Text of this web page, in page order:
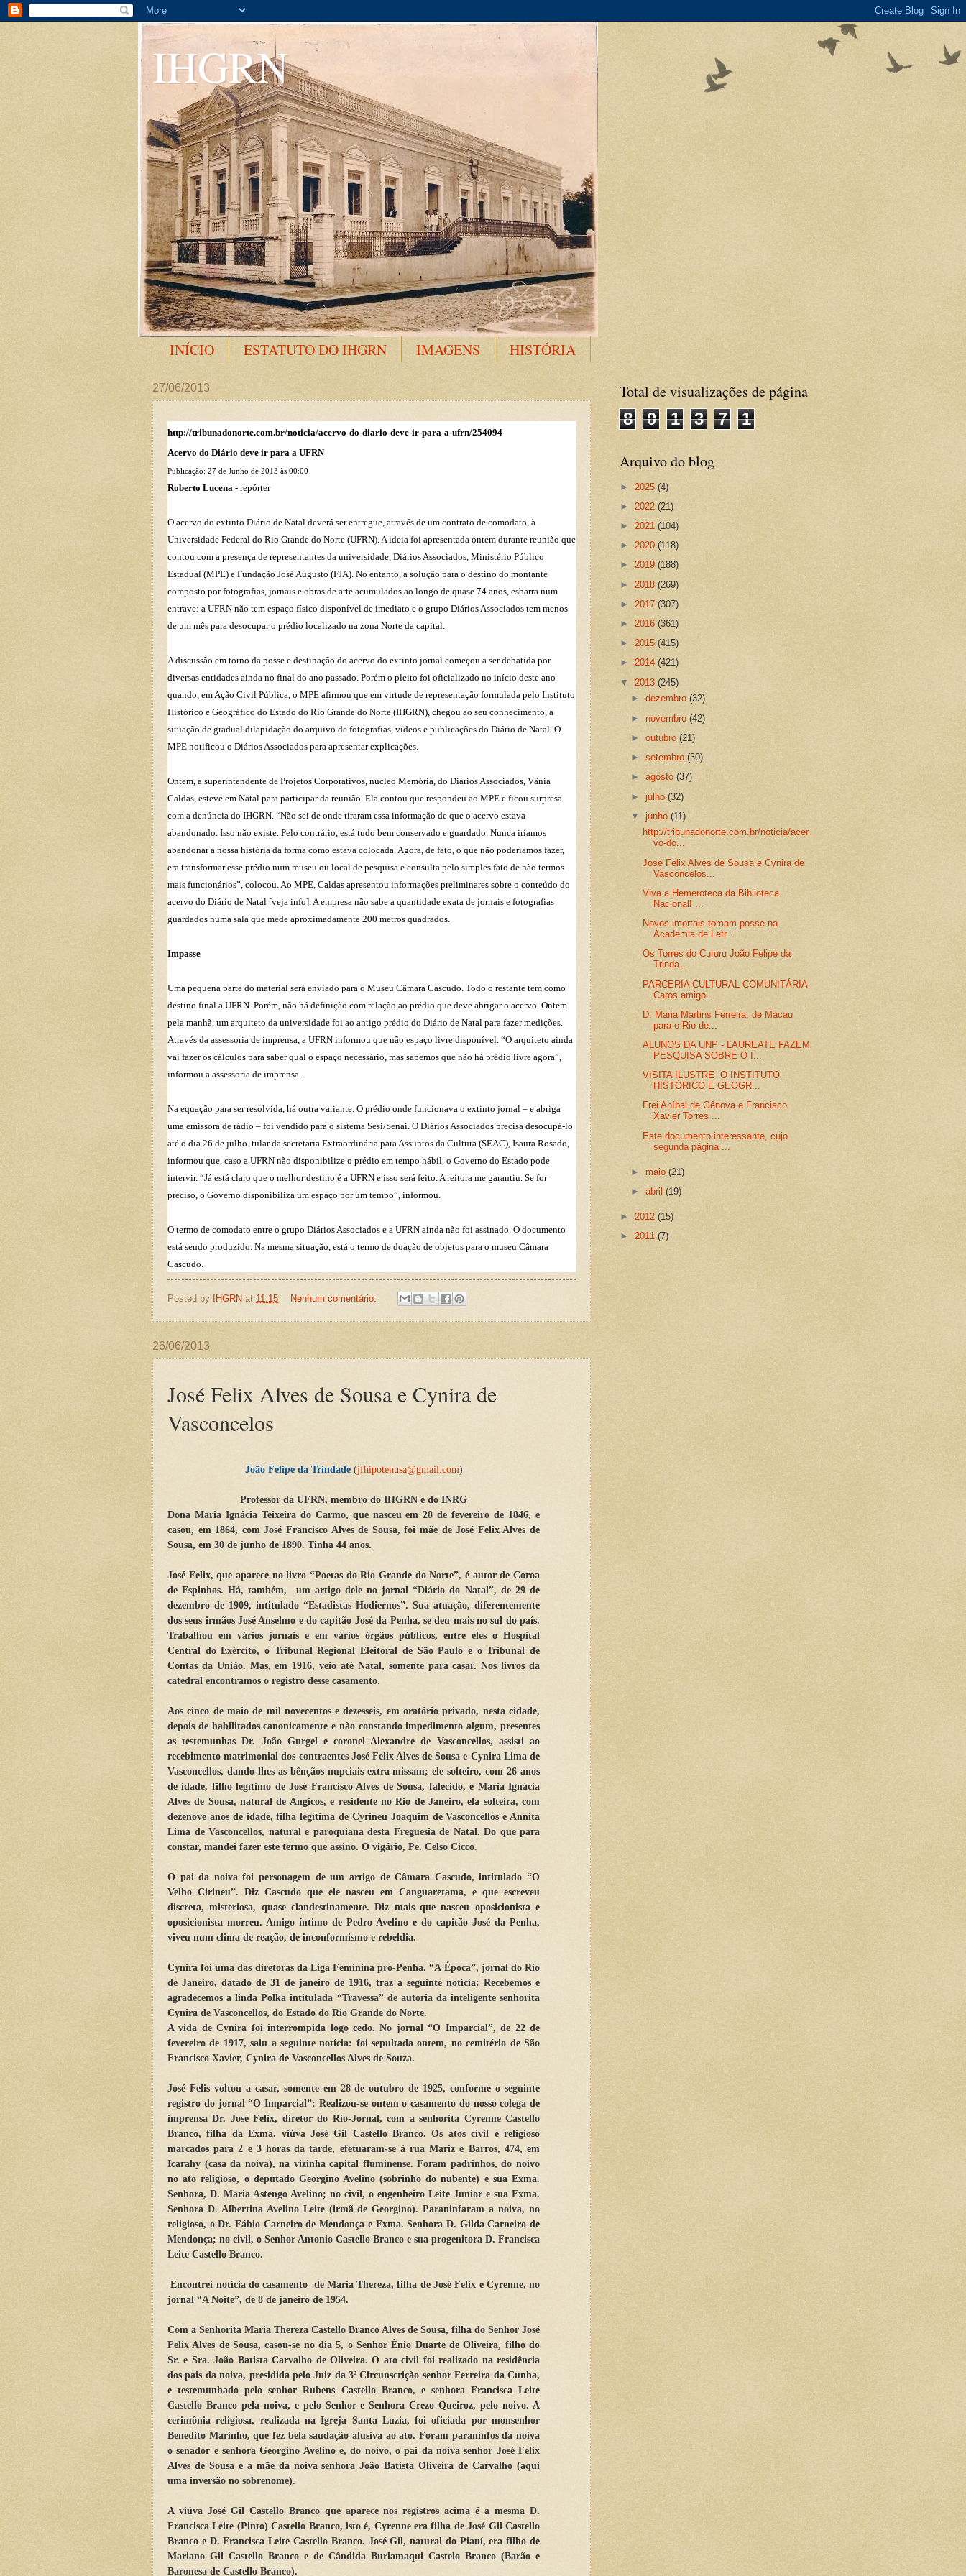
IHGRN
INÍCIO ESTATUTO DO IHGRN IMAGENS HISTÓRIA
27/06/2013
http://tribunadonorte.com.br/noticia/acervo-do-diario-deve-ir-para-a-ufrn/254094
Acervo do Diário deve ir para a UFRN
Publicação: 27 de Junho de 2013 às 00:00
Roberto Lucena - repórter
O acervo do extinto Diário de Natal deverá ser entregue, através de um contrato de comodato, à
Universidade Federal do Rio Grande do Norte (UFRN). A ideia foi apresentada ontem durante reunião que
contou com a presença de representantes da universidade, Diários Associados, Ministério Público
Estadual (MPE) e Fundação José Augusto (FJA). No entanto, a solução para o destino do montante
composto por fotografias, jornais e obras de arte acumulados ao longo de quase 74 anos, esbarra num
entrave: a UFRN não tem espaço físico disponível de imediato e o grupo Diários Associados tem menos
de um mês para desocupar o prédio localizado na zona Norte da capital.
A discussão em torno da posse e destinação do acervo do extinto jornal começou a ser debatida por
diversas entidades ainda no final do ano passado. Porém o pleito foi oficializado no início deste ano
quando, em Ação Civil Pública, o MPE afirmou que em virtude de representação formulada pelo Instituto
Histórico e Geográfico do Estado do Rio Grande do Norte (IHGRN), chegou ao seu conhecimento, a
situação de gradual dilapidação do arquivo de fotografias, vídeos e publicações do Diário de Natal. O
MPE notificou o Diários Associados para apresentar explicações.
Ontem, a superintendente de Projetos Corporativos, núcleo Memória, do Diários Associados, Vânia
Caldas, esteve em Natal para participar da reunião. Ela contou que respondeu ao MPE e ficou surpresa
com a denúncia do IHGRN. “Não sei de onde tiraram essa informação de que o acervo estava
abandonado. Isso não existe. Pelo contrário, está tudo bem conservado e guardado. Nunca iríamos
abandonar a nossa história da forma como estava colocada. Agora, de fato, o que não poderíamos fazer,
era transformar esse prédio num museu ou local de pesquisa e consulta pelo simples fato de não termos
mais funcionários”, colocou. Ao MPE, Caldas apresentou informações preliminares sobre o conteúdo do
acervo do Diário de Natal [veja info]. A empresa não sabe a quantidade exata de jornais e fotografias
guardados numa sala que mede aproximadamente 200 metros quadrados.
Impasse
Uma pequena parte do material será enviado para o Museu Câmara Cascudo. Todo o restante tem como
destino final a UFRN. Porém, não há definição com relação ao prédio que deve abrigar o acervo. Ontem
pela manhã, um arquiteto da universidade foi ao antigo prédio do Diário de Natal para fazer medições.
Através da assessoria de imprensa, a UFRN informou que não espaço livre disponível. “O arquiteto ainda
vai fazer os cálculos para saber qual o espaço necessário, mas sabemos que não há prédio livre agora”,
informou a assessoria de imprensa.
Na equação para ser resolvida, há outra variante. O prédio onde funcionava o extinto jornal – e abriga
uma emissora de rádio – foi vendido para o sistema Sesi/Senai. O Diários Associados precisa desocupá-lo
até o dia 26 de julho. tular da secretaria Extraordinária para Assuntos da Cultura (SEAC), Isaura Rosado,
informou que, caso a UFRN não disponibilize o prédio em tempo hábil, o Governo do Estado pode
intervir. “Já está claro que o melhor destino é a UFRN e isso será feito. A reitora me garantiu. Se for
preciso, o Governo disponibiliza um espaço por um tempo”, informou.
O termo de comodato entre o grupo Diários Associados e a UFRN ainda não foi assinado. O documento
está sendo produzido. Na mesma situação, está o termo de doação de objetos para o museu Câmara
Cascudo.
Posted by IHGRN at 11:15 Nenhum comentário:
26/06/2013
José Felix Alves de Sousa e Cynira de
Vasconcelos
João Felipe da Trindade(jfhipotenusa@gmail.com)
Professor da UFRN, membro do IHGRN e do INRG
Dona Maria Ignácia Teixeira do Carmo, que nasceu em 28 de fevereiro de 1846, e
casou, em 1864, com José Francisco Alves de Sousa, foi mãe de José Felix Alves de
Sousa, em 30 de junho de 1890. Tinha 44 anos.
José Felix, que aparece no livro “Poetas do Rio Grande do Norte”, é autor de Coroa
de Espinhos. Há, também,
um artigo dele no jornal “Diário do Natal”, de 29 de
dezembro de 1909, intitulado “Estadistas Hodiernos”. Sua atuação, diferentemente
dos seus irmãos José Anselmo e do capitão José da Penha, se deu mais no sul do país.
Trabalhou em vários jornais e em vários órgãos públicos, entre eles o Hospital
Central do Exército, o Tribunal Regional Eleitoral de São Paulo e o Tribunal de
Contas da União. Mas, em 1916, veio até Natal, somente para casar. Nos livros da
catedral encontramos o registro desse casamento.
Aos cinco de maio de mil novecentos e dezesseis, em oratório privado, nesta cidade,
depois de habilitados canonicamente e não constando impedimento algum, presentes
as testemunhas Dr. João Gurgel e coronel Alexandre de Vasconcellos, assisti ao
recebimento matrimonial dos contraentes José Felix Alves de Sousa e Cynira Lima de
Vasconcellos, dando-lhes as bênçãos nupciais extra missam; ele solteiro, com 26 anos
de idade, filho legítimo de José Francisco Alves de Sousa, falecido, e Maria Ignácia
Alves de Sousa, natural de Angicos, e residente no Rio de Janeiro, ela solteira, com
dezenove anos de idade, filha legítima de Cyrineu Joaquim de Vasconcellos e Annita
Lima de Vasconcellos, natural e paroquiana desta Freguesia de Natal. Do que para
constar, mandei fazer este termo que assino. O vigário, Pe. Celso Cicco.
O pai da noiva foi personagem de um artigo de Câmara Cascudo, intitulado “O
Velho Cirineu”. Diz Cascudo que ele nasceu em Canguaretama, e que escreveu
discreta, misteriosa, quase clandestinamente. Diz mais que nasceu oposicionista e
oposicionista morreu. Amigo íntimo de Pedro Avelino e do capitão José da Penha,
viveu num clima de reação, de inconformismo e rebeldia.
Cynira foi uma das diretoras da Liga Feminina pró-Penha. “A Época”, jornal do Rio
de Janeiro, datado de 31 de janeiro de 1916, traz a seguinte notícia: Recebemos e
agradecemos a linda Polka intitulada “Travessa” de autoria da inteligente senhorita
Cynira de Vasconcellos, do Estado do Rio Grande do Norte.
A vida de Cynira foi interrompida logo cedo. No jornal “O Imparcial”, de 22 de
fevereiro de 1917, saiu a seguinte notícia: foi sepultada ontem, no cemitério de São
Francisco Xavier, Cynira de Vasconcellos Alves de Souza.
José Felis voltou a casar, somente em 28 de outubro de 1925, conforme o seguinte
registro do jornal “O Imparcial”: Realizou-se ontem o casamento do nosso colega de
imprensa Dr. José Felix, diretor do Rio-Jornal, com a senhorita Cyrenne Castello
Branco, filha da Exma. viúva José Gil Castello Branco. Os atos civil e religioso
marcados para 2 e 3 horas da tarde, efetuaram-se à rua Mariz e Barros, 474, em
Icarahy (casa da noiva), na vizinha capital fluminense. Foram padrinhos, do noivo
no ato religioso, o deputado Georgino Avelino (sobrinho do nubente) e sua Exma.
Senhora, D. Maria Astengo Avelino; no civil, o engenheiro Leite Junior e sua Exma.
Senhora D. Albertina Avelino Leite (irmã de Georgino). Paraninfaram a noiva, no
religioso, o Dr. Fábio Carneiro de Mendonça e Exma. Senhora D. Gilda Carneiro de
Mendonça; no civil, o Senhor Antonio Castello Branco e sua progenitora D. Francisca
Leite Castello Branco.
Encontrei notícia do casamento de Maria Thereza, filha de José Felix e Cyrenne, no
jornal “A Noite”, de 8 de janeiro de 1954.
Com a Senhorita Maria Thereza Castello Branco Alves de Sousa, filha do Senhor José
Felix Alves de Sousa, casou-se no dia 5, o Senhor Ênio Duarte de Oliveira, filho do
Sr. e Sra. João Batista Carvalho de Oliveira. O ato civil foi realizado na residência
dos pais da noiva, presidida pelo Juiz da 3ª Circunscrição senhor Ferreira da Cunha,
e testemunhado pelo senhor Rubens Castello Branco, e senhora Francisca Leite
Castello Branco pela noiva, e pelo Senhor e Senhora Crezo Queiroz, pelo noivo. A
cerimônia religiosa, realizada na Igreja Santa Luzia, foi oficiada por monsenhor
Benedito Marinho, que fez bela saudação alusiva ao ato. Foram paraninfos da noiva
o senador e senhora Georgino Avelino e, do noivo, o pai da noiva senhor José Felix
Alves de Sousa e a mãe da noiva senhora João Batista Oliveira de Carvalho (aqui
uma inversão no sobrenome).
A viúva José Gil Castello Branco que aparece nos registros acima é a mesma D.
Francisca Leite (Pinto) Castello Branco, isto é, Cyrenne era filha de José Gil Castello
Branco e D. Francisca Leite Castello Branco. José Gil, natural do Piauí, era filho de
Mariano Gil Castello Branco e de Cândida Burlamaqui Castelo Branco (Barão e
Baronesa de Castello Branco).
Total de visualizações de página
8
0 1 3 7 1
Arquivo do blog
► 2025 (4)
► 2022 (21)
► 2021 (104)
► 2020 (118)
► 2019 (188)
► 2018 (269)
► 2017 (307)
► 2016 (361)
► 2015 (415)
► 2014 (421)
▼ 2013 (245)
►dezembro(32)
►novembro(42)
►outubro(21)
►setembro(30)
►agosto(37)
►julho(32)
▼junho(11)
http://tribunadonorte.com.br/noticia/acer
vo-do...
José Felix Alves de Sousa e Cynira de
Vasconcelos...
Viva a Hemeroteca da Biblioteca
Nacional! ...
Novos imortais tomam posse na
Academia de Letr...
Os Torres do Cururu João Felipe da
Trinda...
PARCERIA CULTURAL COMUNITÁRIA
Caros amigo...
D. Maria Martins Ferreira, de Macau
para o Rio de...
ALUNOS DA UNP - LAUREATE FAZEM
PESQUISA SOBRE O I...
VISITA ILUSTRE O INSTITUTO
HISTÓRICO E GEOGR...
Frei Aníbal de Gênova e Francisco
Xavier Torres ...
Este documento interessante, cujo
segunda página ...
► maio(21)
►abril(19)
► 2012 (15)
► 2011 (7)